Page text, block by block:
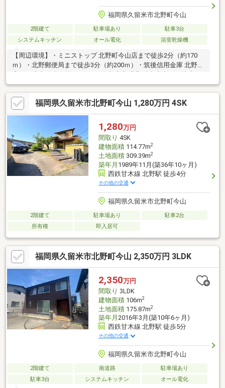
福岡県久留米市北野町今山
2階建て 駐車場あり
駐車3台
システムキッチン
オール電化 浴室乾燥機
【周辺環境】・ミニストップ 北野町今山店まで徒歩2分（約170
ｍ）・北野郵便局まで徒歩3分（約200ｍ）・筑後信用金庫 北野支
分（約850ｍ）・コスモスパーク北野まで徒歩12分（約850ｍ）・
ザ・ビッグエクスプレス 北野店まで徒歩14分（約1、000ｍ）
福岡県久留米市北野町今山 1,280万円 4SK
1,280万円
間取り 4SK
建物面積114.77m2
土地面積309.39m2
築年月 1989年11月(築36年10ヶ月)
西鉄甘木線 北野駅 徒歩4分
その他の交通
福岡県久留米市北野町今山
2階建て 駐車場あり
駐車2台
所有権
即入居可
福岡県久留米市北野町今山 2,350万円 3LDK
2,350万円
間取り 3LDK
建物面積106m2
土地面積175.87m2
築年月 2016年3月(築10年6ヶ月)
西鉄甘木線 北野駅 徒歩5分
その他の交通
福岡県久留米市北野町今山
2階建て 南道路
駐車場あり
駐車3台
システムキッチン オール電化